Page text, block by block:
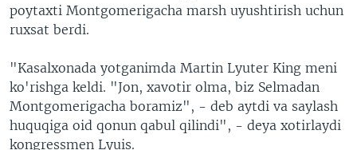
poytaxti Montgomerigacha marsh uyushtirish uchun
ruxsat berdi.
"Kasalxonada yotganimda Martin Lyuter King meni
ko'rishga keldi. "Jon, xavotir olma, biz Selmadan
Montgomerigacha boramiz", - deb aytdi va saylash
huquqiga oid qonun qabul qilindi", - deya xotirlaydi
kongressmen Lyuis.